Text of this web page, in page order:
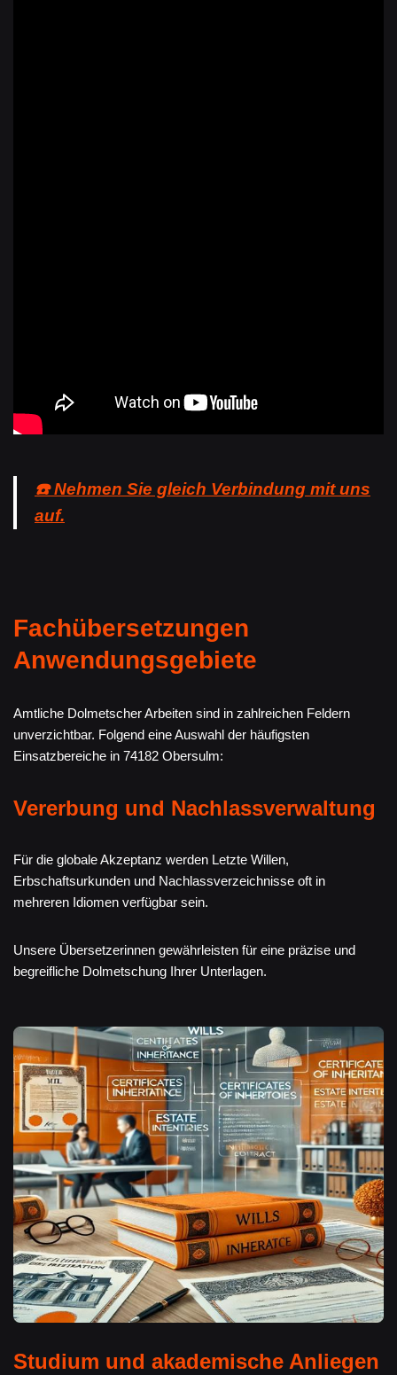
☎️ Nehmen Sie gleich Verbindung mit uns
auf.
Fachübersetzungen
Anwendungsgebiete
Amtliche Dolmetscher Arbeiten sind in zahlreichen Feldern
unverzichtbar. Folgend eine Auswahl der häufigsten
Einsatzbereiche in 74182 Obersulm:
Vererbung und Nachlassverwaltung
Für die globale Akzeptanz werden Letzte Willen,
Erbschaftsurkunden und Nachlassverzeichnisse oft in
mehreren Idiomen verfügbar sein.
Unsere Übersetzerinnen gewährleisten für eine präzise und
begreifliche Dolmetschung Ihrer Unterlagen.
Studium und akademische Anliegen